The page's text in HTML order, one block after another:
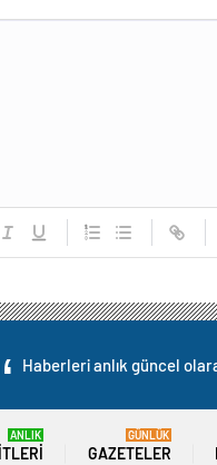
Haberleri anlık güncel
ANLIK
GAZETELER
GÜNLÜK